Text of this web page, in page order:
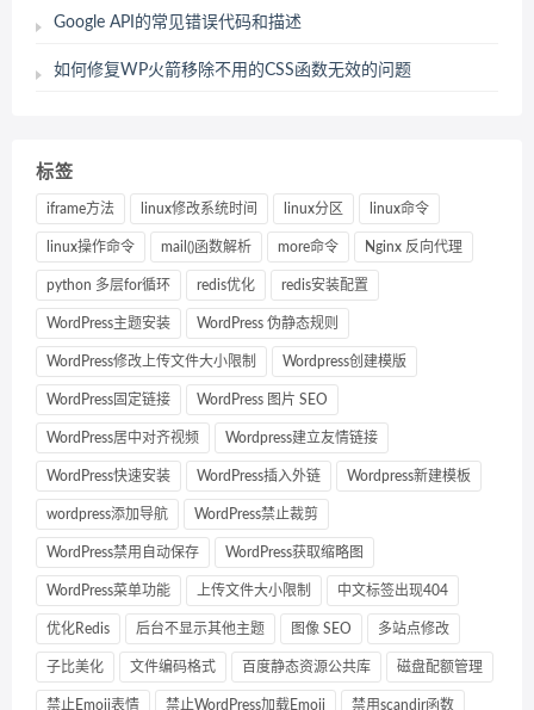
Google API的常见错误代码和描述
如何修复WP火箭移除不用的CSS函数无效的问题
标签
iframe方法 linux修改系统时间 linux分区 linux命令
linux操作命令 mail()函数解析 more命令 Nginx 反向代理
python 多层for循环 redis优化 redis安装配置
WordPress主题安装 WordPress 伪静态规则
WordPress修改上传文件大小限制 Wordpress创建模版
WordPress固定链接 WordPress 图片 SEO
WordPress居中对齐视频 Wordpress建立友情链接
WordPress快速安装 WordPress插入外链 Wordpress新建模板
wordpress添加导航 WordPress禁止裁剪
WordPress禁用自动保存 WordPress获取缩略图
WordPress菜单功能 上传文件大小限制 中文标签出现404
优化Redis 后台不显示其他主题 图像 SEO 多站点修改
子比美化 文件编码格式 百度静态资源公共库 磁盘配额管理
禁止Emoji表情 禁止WordPress加载Emoji 禁用scandir函数